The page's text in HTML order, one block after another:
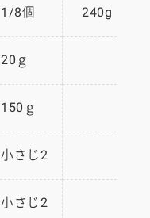
1/8個 240g
20ｇ
150ｇ
小さじ2
小さじ2